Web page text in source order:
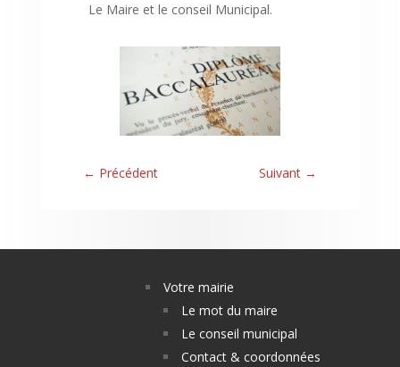
Le Maire et le conseil Municipal.
← Précédent Suivant →
Votre mairie
Le mot du maire
Le conseil municipal
Contact & coordonnées